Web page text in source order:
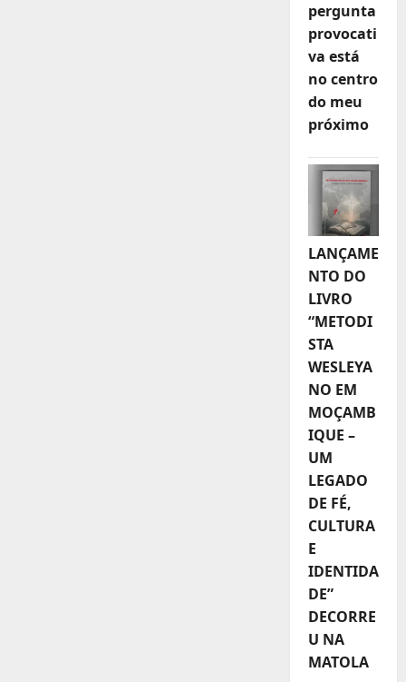
pergunta
provocati
va está
no centro
do meu
próximo
LANÇAME
NTO DO
LIVRO
“METODI
STA
WESLEYA
NO EM
MOÇAMB
IQUE –
UM
LEGADO
DE FÉ,
CULTURA
E
IDENTIDA
DE”
DECORRE
U NA
MATOLA